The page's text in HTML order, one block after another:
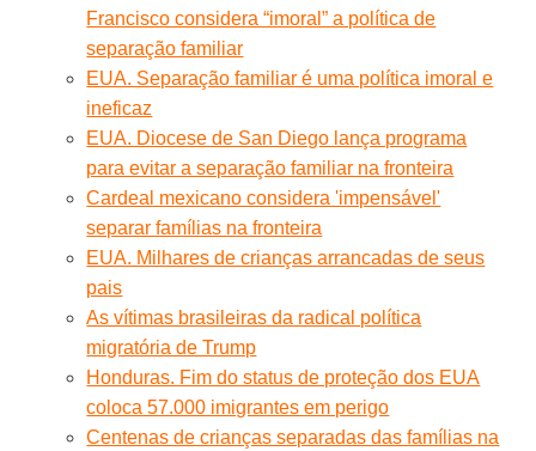
Francisco considera “imoral” a política de
separação familiar
EUA. Separação familiar é uma política imoral e
ineficaz
EUA. Diocese de San Diego lança programa
para evitar a separação familiar na fronteira
Cardeal mexicano considera 'impensável'
separar famílias na fronteira
EUA. Milhares de crianças arrancadas de seus
pais
As vítimas brasileiras da radical política
migratória de Trump
Honduras. Fim do status de proteção dos EUA
coloca 57.000 imigrantes em perigo
Centenas de crianças separadas das famílias na